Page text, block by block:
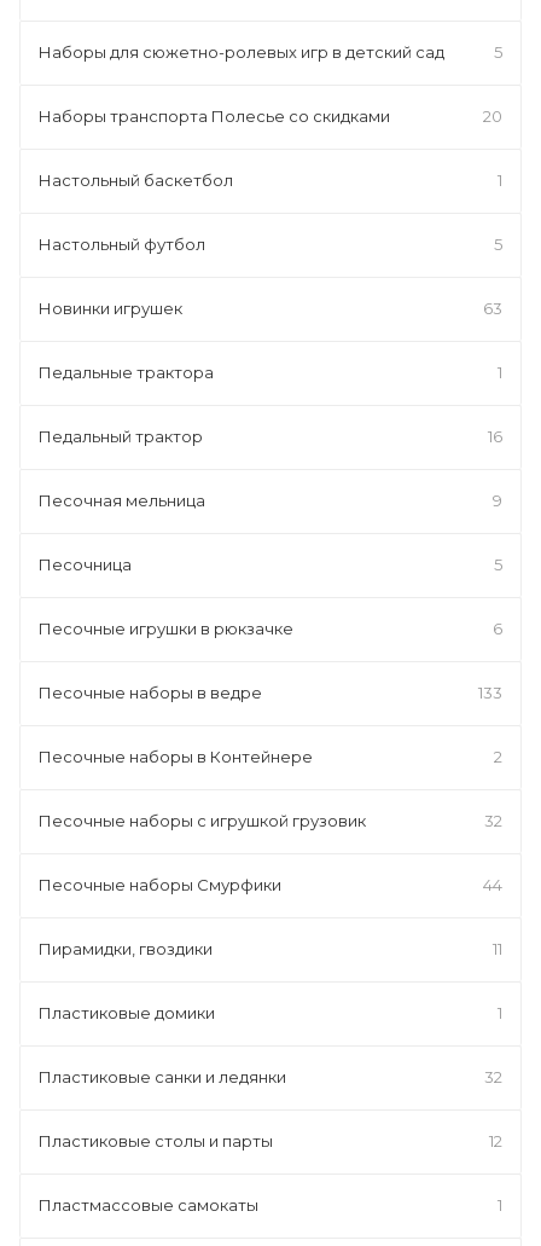
Наборы для сюжетно-ролевых игр в детский сад 5
Наборы транспорта Полесье со скидками 20
Настольный баскетбол 1
Настольный футбол 5
Новинки игрушек 63
Педальные трактора 1
Педальный трактор 16
Песочная мельница 9
Песочница 5
Песочные игрушки в рюкзачке 6
Песочные наборы в ведре 133
Песочные наборы в Контейнере 2
Песочные наборы с игрушкой грузовик 32
Песочные наборы Смурфики 44
Пирамидки, гвоздики 11
Пластиковые домики 1
Пластиковые санки и ледянки 32
Пластиковые столы и парты 12
Пластмассовые самокаты 1